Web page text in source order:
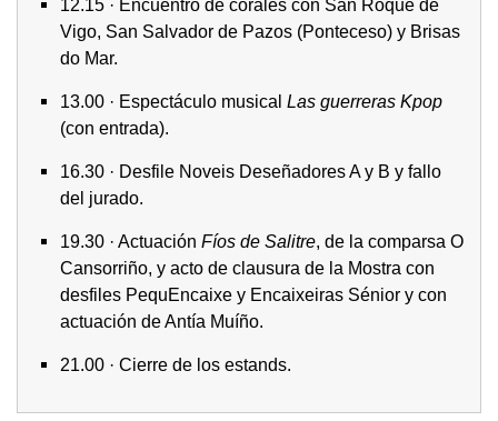
12.15 · Encuentro de corales con San Roque de
Vigo, San Salvador de Pazos (Ponteceso) y Brisas
do Mar.
13.00 · Espectáculo musical Las guerreras Kpop
(con entrada).
16.30 · Desfile Noveis Deseñadores A y B y fallo
del jurado.
19.30 · Actuación Fíos de Salitre, de la comparsa O
Cansorriño, y acto de clausura de la Mostra con
desfiles PequEncaixe y Encaixeiras Sénior y con
actuación de Antía Muíño.
21.00 · Cierre de los estands.